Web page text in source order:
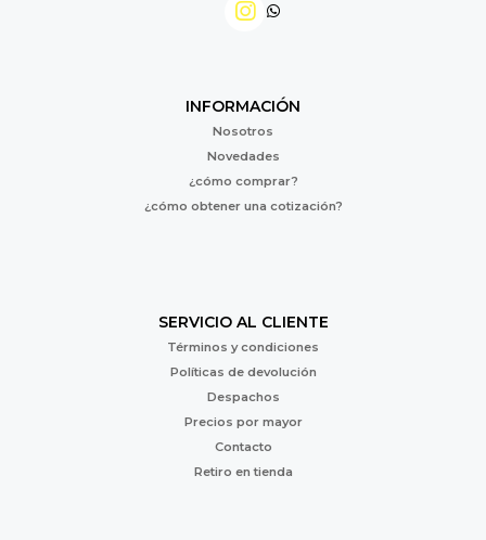
INFORMACIÓN
Nosotros
Novedades
¿cómo comprar?
¿cómo obtener una cotización?
SERVICIO AL CLIENTE
Términos y condiciones
Políticas de devolución
Despachos
Precios por mayor
Contacto
Retiro en tienda